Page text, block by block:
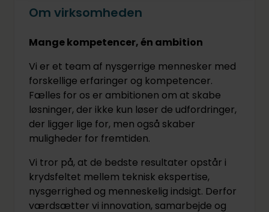
Om virksomheden
Mange kompetencer, én ambition
Vi er et team af nysgerrige mennesker med
forskellige erfaringer og kompetencer.
Fælles for os er ambitionen om at skabe
løsninger, der ikke kun løser de udfordringer,
der ligger lige for, men også skaber
muligheder for fremtiden.
Vi tror på, at de bedste resultater opstår i
krydsfeltet mellem teknisk ekspertise,
nysgerrighed og menneskelig indsigt. Derfor
værdsætter vi innovation, samarbejde og